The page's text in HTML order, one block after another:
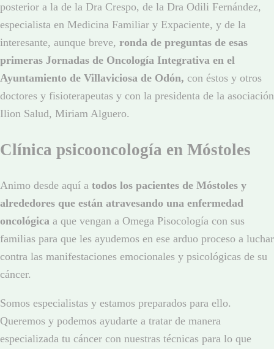
posterior a la de la Dra Crespo, de la Dra Odili Fernández,
especialista en Medicina Familiar y Expaciente, y de la
interesante, aunque breve, ronda de preguntas de esas
primeras Jornadas de Oncología Integrativa en el
Ayuntamiento de Villaviciosa de Odón, con éstos y otros
doctores y fisioterapeutas y con la presidenta de la asociación
Ilion Salud, Miriam Alguero.
Clínica psicooncología en Móstoles
Animo desde aquí a todos los pacientes de Móstoles y
alrededores que están atravesando una enfermedad
oncológica a que vengan a Omega Pisocología con sus
familias para que les ayudemos en ese arduo proceso a luchar
contra las manifestaciones emocionales y psicológicas de su
cáncer.
Somos especialistas y estamos preparados para ello.
Queremos y podemos ayudarte a tratar de manera
especializada tu cáncer con nuestras técnicas para lo que